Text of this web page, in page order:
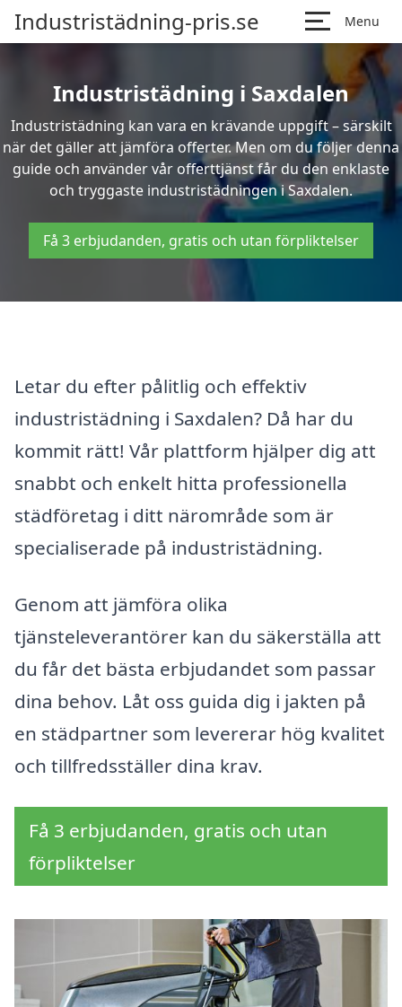
Industristädning-pris.se Menu
Industristädning i Saxdalen
Industristädning kan vara en krävande uppgift – särskilt
när det gäller att jämföra offerter. Men om du följer denna
guide och använder vår offerttjänst får du den enklaste
och tryggaste industristädningen i Saxdalen.
Få 3 erbjudanden, gratis och utan förpliktelser
Letar du efter pålitlig och effektiv
industristädning i Saxdalen? Då har du
kommit rätt! Vår plattform hjälper dig att
snabbt och enkelt hitta professionella
städföretag i ditt närområde som är
specialiserade på industristädning.
Genom att jämföra olika
tjänsteleverantörer kan du säkerställa att
du får det bästa erbjudandet som passar
dina behov. Låt oss guida dig i jakten på
en städpartner som levererar hög kvalitet
och tillfredsställer dina krav.
Få 3 erbjudanden, gratis och utan
förpliktelser